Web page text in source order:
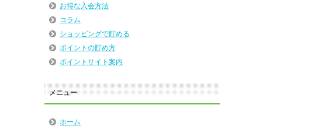
お得な入会方法
コラム
ショッピングで貯める
ポイントの貯め方
ポイントサイト案内
メニュー
ホーム